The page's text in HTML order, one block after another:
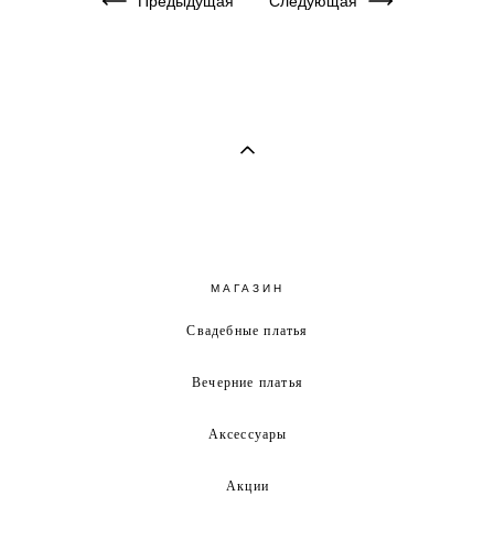
МАГАЗИН
Свадебные платья
Вечерние платья
Аксессуары
Акции